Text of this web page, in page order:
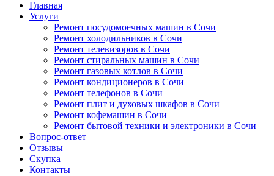
Главная
Услуги
Ремонт посудомоечных машин в Сочи
Ремонт холодильников в Сочи
Ремонт телевизоров в Сочи
Ремонт стиральных машин в Сочи
Ремонт газовых котлов в Сочи
Ремонт кондиционеров в Сочи
Ремонт телефонов в Сочи
Ремонт плит и духовых шкафов в Сочи
Ремонт кофемашин в Сочи
Ремонт бытовой техники и электроники в Сочи
Вопрос-ответ
Отзывы
Скупка
Контакты